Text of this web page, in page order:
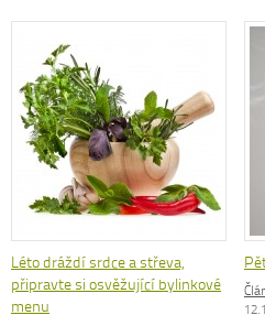
Léto dráždí srdce a střeva,
připravte si osvěžující bylinkové
menu